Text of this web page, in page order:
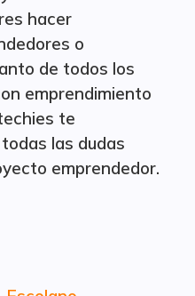
hacer
o
de todos los
emprendimiento
te
las dudas
emprendedor.